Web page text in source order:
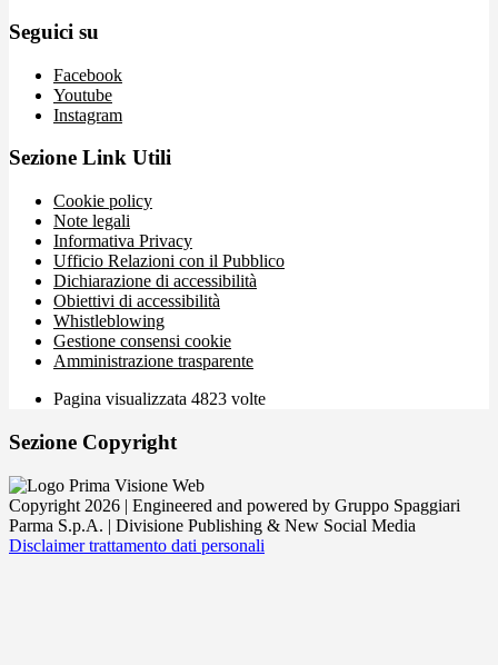
Seguici su
Facebook
Youtube
Instagram
Sezione Link Utili
Cookie policy
Note legali
Informativa Privacy
Ufficio Relazioni con il Pubblico
Dichiarazione di accessibilità
Obiettivi di accessibilità
Whistleblowing
Gestione consensi cookie
Amministrazione trasparente
Pagina visualizzata 4823 volte
Sezione Copyright
Copyright 2026 | Engineered and powered by Gruppo Spaggiari
Parma S.p.A. | Divisione Publishing & New Social Media
Disclaimer trattamento dati personali